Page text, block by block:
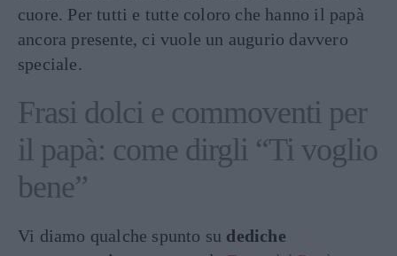
cuore. Per tutti e tutte coloro che hanno il papà
ancora presente, ci vuole un augurio davvero
speciale.
Frasi dolci e commoventi per
il papà: come dirgli “Ti voglio
bene”
Vi diamo qualche spunto su dediche